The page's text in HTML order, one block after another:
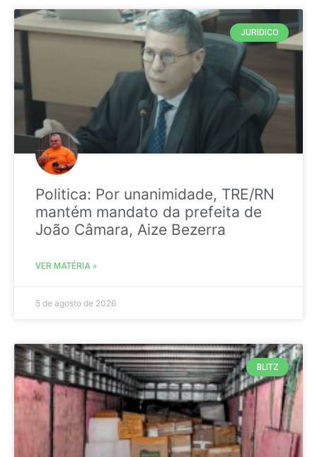
JURIDICO
Politica: Por unanimidade, TRE/RN
mantém mandato da prefeita de
João Câmara, Aize Bezerra
VER MATÉRIA »
5 de agosto de 2026
BLITZ